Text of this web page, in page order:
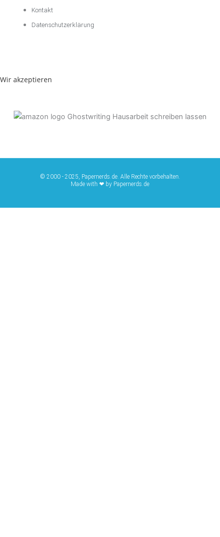
Kontakt
Datenschutzerklärung
Wir akzeptieren
© 2000 - 2025, Papernerds.de. Alle Rechte vorbehalten.
Made with ❤ by Papernerds.de